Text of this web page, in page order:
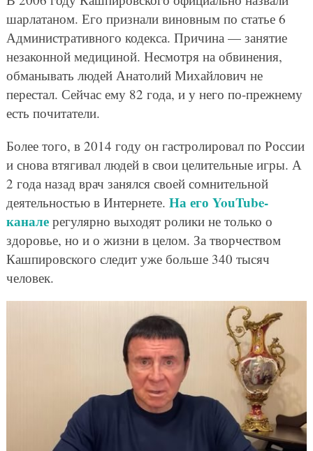
шарлатаном. Его признали виновным по статье 6
Административного кодекса. Причина — занятие
незаконной медициной. Несмотря на обвинения,
обманывать людей Анатолий Михайлович не
перестал. Сейчас ему 82 года, и у него по-прежнему
есть почитатели.
Более того, в 2014 году он гастролировал по России
и снова втягивал людей в свои целительные игры. А
2 года назад врач занялся своей сомнительной
деятельностью в Интернете. На его YouTube-
каналерегулярно выходят ролики не только о
здоровье, но и о жизни в целом. За творчеством
Кашпировского следит уже больше 340 тысяч
человек.